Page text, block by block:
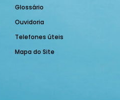
Glossário
Ouvidoria
Telefones úteis
Mapa do Site